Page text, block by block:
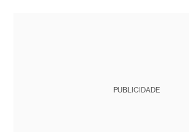
PUBLICIDADE